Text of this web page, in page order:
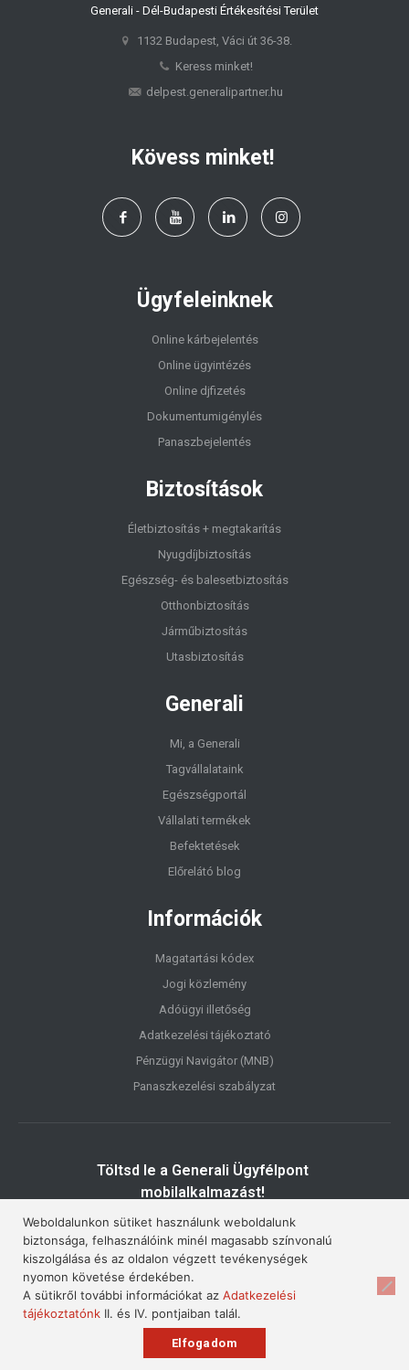
Generali - Dél-Budapesti Értékesítési Terület
1132 Budapest, Váci út 36-38.
Keress minket!
delpest.generalipartner.hu
Kövess minket!
Ügyfeleinknek
Online kárbejelentés
Online ügyintézés
Online djfizetés
Dokumentumigénylés
Panaszbejelentés
Biztosítások
Életbiztosítás + megtakarítás
Nyugdíjbiztosítás
Egészség- és balesetbiztosítás
Otthonbiztosítás
Járműbiztosítás
Utasbiztosítás
Generali
Mi, a Generali
Tagvállalataink
Egészségportál
Vállalati termékek
Befektetések
Előrelátó blog
Információk
Magatartási kódex
Jogi közlemény
Adóügyi illetőség
Adatkezelési tájékoztató
Pénzügyi Navigátor (MNB)
Panaszkezelési szabályzat
Töltsd le a Generali Ügyfélpont
mobilalkalmazást!
© 2026. Generali Szeged • AGenerali Biztosító Zrt.
partnere.
Weboldalunkon sütiket használunk weboldalunk
biztonsága, felhasználóink minél magasabb színvonalú
kiszolgálása és az oldalon végzett tevékenységek
nyomon követése érdekében.
A sütikről további információkat az Adatkezelési
tájékoztatónk II. és IV. pontjaiban talál.
Elfogadom